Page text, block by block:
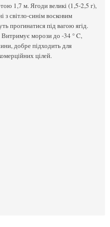
1,7 м. Ягоди великі (1,5-2,5 г),
з світло-синім восковим
прогинатися під вагою ягід.
Витримує морози до -34 ° C,
добре підходить для
цілей.